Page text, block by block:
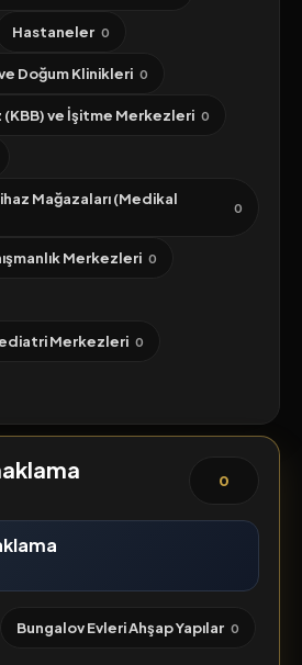
Hastaneler 0
Doğum Klinikleri 0
(KBB) ve İşitme Merkezleri 0
Mağazaları (Medikal
0
Merkezleri 0
Merkezleri 0
0
Bungalov Evleri Ahşap Yapılar 0